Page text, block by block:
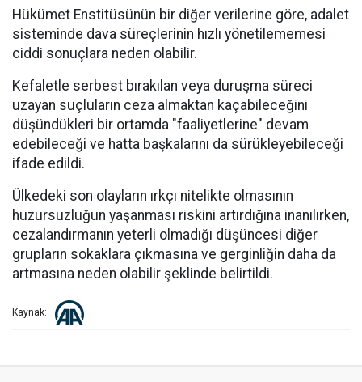
Hükümet Enstitüsünün bir diğer verilerine göre, adalet
sisteminde dava süreçlerinin hızlı yönetilememesi
ciddi sonuçlara neden olabilir.
Kefaletle serbest bırakılan veya duruşma süreci
uzayan suçluların ceza almaktan kaçabileceğini
düşündükleri bir ortamda "faaliyetlerine" devam
edebileceği ve hatta başkalarını da sürükleyebileceği
ifade edildi.
Ülkedeki son olayların ırkçı nitelikte olmasının
huzursuzluğun yaşanması riskini artırdığına inanılırken,
cezalandırmanın yeterli olmadığı düşüncesi diğer
grupların sokaklara çıkmasına ve gerginliğin daha da
artmasına neden olabilir şeklinde belirtildi.
Kaynak: